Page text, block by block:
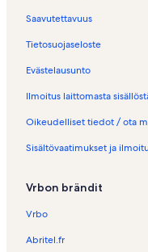
o
c
e
s
v
n
a
a
Saavutettavuus
Tietosuojaseloste
Evästelausunto
Ilmoitus laittomasta
Oikeudelliset tiedot / ota
Sisältövaatimukset ja
Vrbon brändit
Vrbo
Abritel.fr